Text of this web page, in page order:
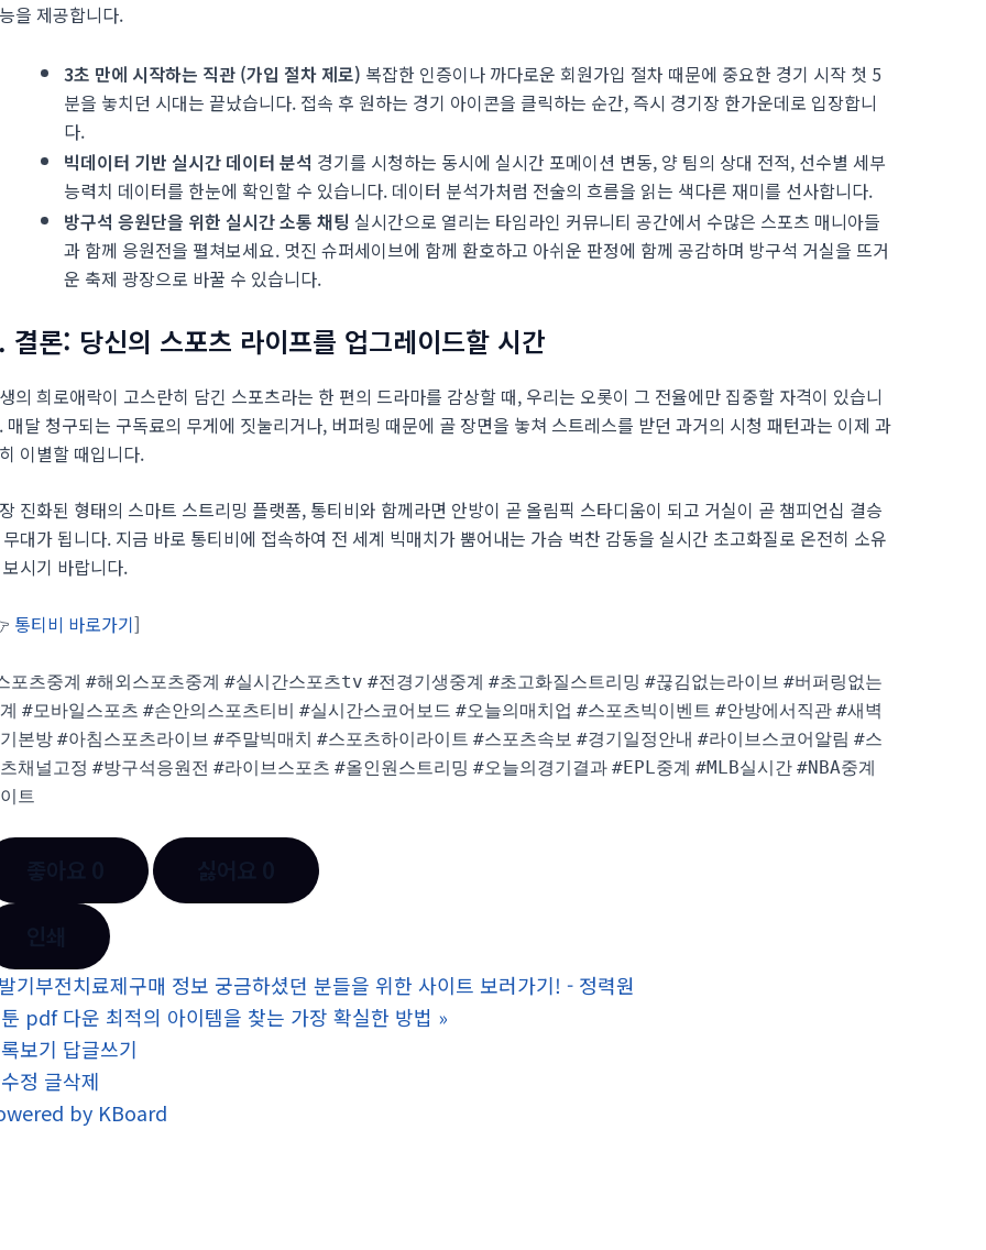
을 제공합니다.
3초 만에 시작하는 직관 (가입 절차 제로) 복잡한 인증이나 까다로운 회원가입 절차 때문에 중요한 경기 시작 첫 5
분을 놓치던 시대는 끝났습니다. 접속 후 원하는 경기 아이콘을 클릭하는 순간, 즉시 경기장 한가운데로 입장합니
다.
빅데이터 기반 실시간 데이터 분석 경기를 시청하는 동시에 실시간 포메이션 변동, 양 팀의 상대 전적, 선수별 세부
능력치 데이터를 한눈에 확인할 수 있습니다. 데이터 분석가처럼 전술의 흐름을 읽는 색다른 재미를 선사합니다.
방구석 응원단을 위한 실시간 소통 채팅 실시간으로 열리는 타임라인 커뮤니티 공간에서 수많은 스포츠 매니아들
과 함께 응원전을 펼쳐보세요. 멋진 슈퍼세이브에 함께 환호하고 아쉬운 판정에 함께 공감하며 방구석 거실을 뜨거
운 축제 광장으로 바꿀 수 있습니다.
결론: 당신의 스포츠 라이프를 업그레이드할 시간
의 희로애락이 고스란히 담긴 스포츠라는 한 편의 드라마를 감상할 때, 우리는 오롯이 그 전율에만 집중할 자격이 있습니
매달 청구되는 구독료의 무게에 짓눌리거나, 버퍼링 때문에 골 장면을 놓쳐 스트레스를 받던 과거의 시청 패턴과는 이제 과
이별할 때입니다.
진화된 형태의 스마트 스트리밍 플랫폼, 통티비와 함께라면 안방이 곧 올림픽 스타디움이 되고 거실이 곧 챔피언십 결승
대가 됩니다. 지금 바로 통티비에 접속하여 전 세계 빅매치가 뿜어내는 가슴 벅찬 감동을 실시간 초고화질로 온전히 소유
시기 바랍니다.
통티비 바로가기]
포츠중계 #해외스포츠중계 #실시간스포츠tv #전경기생중계 #초고화질스트리밍 #끊김없는라이브 #버퍼링없는
#모바일스포츠 #손안의스포츠티비 #실시간스코어보드 #오늘의매치업 #스포츠빅이벤트 #안방에서직관 #새벽
본방 #아침스포츠라이브 #주말빅매치 #스포츠하이라이트 #스포츠속보 #경기일정안내 #라이브스코어알림 #스
채널고정 #방구석응원전 #라이브스포츠 #올인원스트리밍 #오늘의경기결과 #EPL중계 #MLB실시간 #NBA중계
트
발기부전치료제구매 정보 궁금하셨던 분들을 위한 사이트 보러가기! - 정력원
pdf 다운 최적의 아이템을 찾는 가장 확실한 방법 »
보기 답글쓰기
정 글삭제
by KBoard